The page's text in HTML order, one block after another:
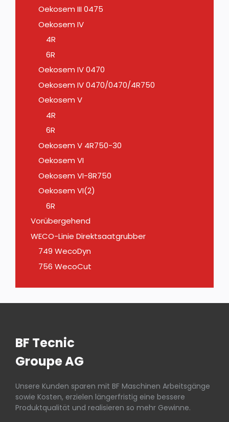
Oekosem III 0475
Oekosem IV
4R
6R
Oekosem IV 0470
Oekosem IV 0470/0470/4R750
Oekosem V
4R
6R
Oekosem V 4R750-30
Oekosem VI
Oekosem VI-8R750
Oekosem VI(2)
6R
Vorübergehend
WECO-Linie Direktsaatgrubber
749 WecoDyn
756 WecoCut
BF Tecnic
Groupe AG
Unsere Kunden sparen mit BF Maschinen Arbeitsgänge
sowie Kosten, erzielen längerfristig eine bessere
Produktqualität und realisieren so mehr Gewinne.